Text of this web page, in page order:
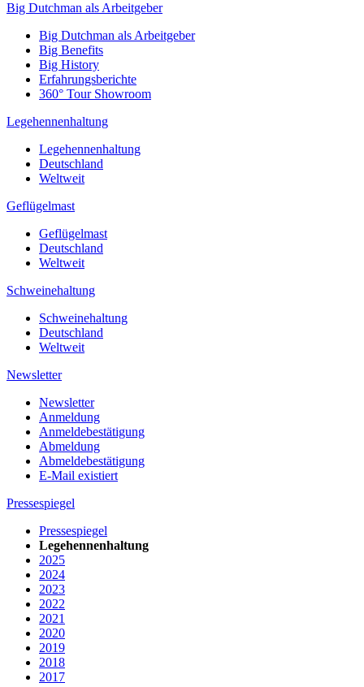
Big Dutchman als Arbeitgeber
Big Dutchman als Arbeitgeber
Big Benefits
Big History
Erfahrungsberichte
360° Tour Showroom
Legehennenhaltung
Legehennenhaltung
Deutschland
Weltweit
Geflügelmast
Geflügelmast
Deutschland
Weltweit
Schweinehaltung
Schweinehaltung
Deutschland
Weltweit
Newsletter
Newsletter
Anmeldung
Anmeldebestätigung
Abmeldung
Abmeldebestätigung
E-Mail existiert
Pressespiegel
Pressespiegel
Legehennenhaltung
2025
2024
2023
2022
2021
2020
2019
2018
2017